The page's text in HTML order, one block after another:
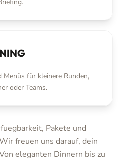
Menüs für kleinere Runden,
oder Teams.
Pakete und
freuen uns darauf, dein
eleganten Dinnern bis zu